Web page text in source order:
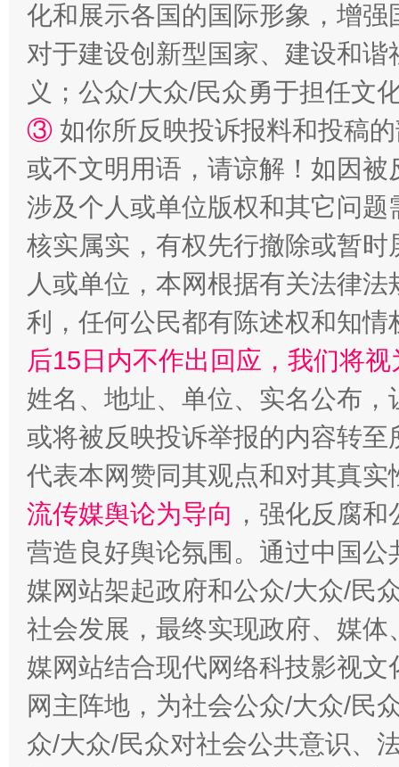
这是一记警钟！ 谢
在谋一域中谋全局
习近平的博鳌关键词
魏明亮
化和展示各国的国际形象，增
对于建设创新型国家、建设和
义；公众/大众/民众勇于担任文
③ 如你所反映投诉报料和投稿
或不文明用语，请谅解！如因
涉及个人或单位版权和其它问题
核实属实，有权先行撤除或暂
人或单位，本网根据有关法律
利，任何公民都有陈述权和知情
后15日内不作出回应，我们将
姓名、地址、单位、实名公布
或将被反映投诉举报的内容转
代表本网赞同其观点和对其真实
流传媒舆论为导向 ，强化反腐
营造良好舆论氛围。通过中国
媒网站架起政府和公众/大众/民
社会发展，最终实现政府、媒
媒网站结合现代网络科技影视
网主阵地，为社会公众/大众/民
众/大众/民众对社会公共意识、